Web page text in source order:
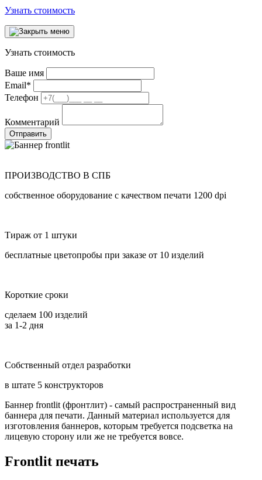
Узнать стоимость
Узнать стоимость
Ваше имя
Email*
Телефон
Комментарий
Отправить
ПРОИЗВОДСТВО В СПБ
собственное оборудование с качеством печати 1200 dpi
Тираж от 1 штуки
бесплатные цветопробы при заказе от 10 изделий
Короткие сроки
сделаем 100 изделий
за 1-2 дня
Собственный отдел разработки
в штате 5 конструкторов
Баннер frontlit (фронтлит) - самый распространенный вид
баннера для печати. Данный материал используется для
изготовления баннеров, которым требуется подсветка на
лицевую сторону или же не требуется вовсе.
Frontlit печать